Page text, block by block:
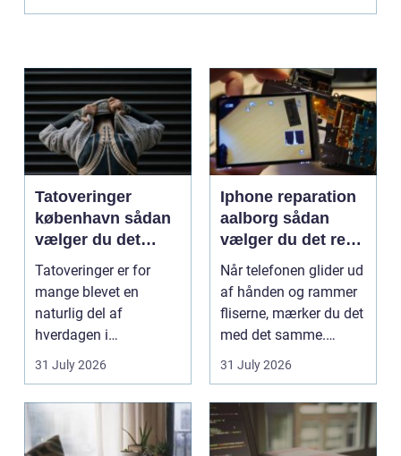
Tatoveringer
københavn sådan
vælger du det
rigtige studie
Tatoveringer er for
mange blevet en
naturlig del af
hverdagen i
København. Byen er
fyldt med dygtige...
31 July 2026
Iphone reparation
aalborg sådan
vælger du det rette
værksted
Når telefonen glider ud
af hånden og rammer
fliserne, mærker du det
med det samme.
Skærmen splintrer...
31 July 2026